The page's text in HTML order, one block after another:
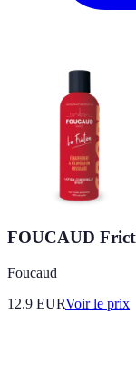
FOUCAUD
Foucaud
12.9 EURVoir le prix